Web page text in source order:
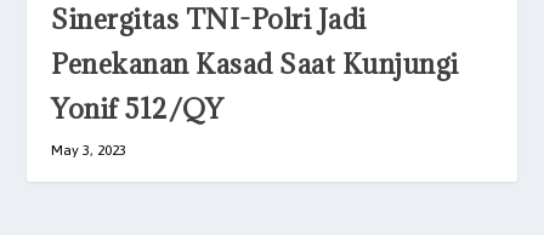
Sinergitas TNI-Polri Jadi
Penekanan Kasad Saat Kunjungi
Yonif 512/QY
May 3, 2023